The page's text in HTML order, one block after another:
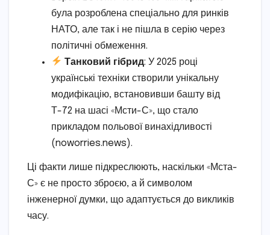
була розроблена спеціально для ринків
НАТО, але так і не пішла в серію через
політичні обмеження.
Танковий гібрид: У 2025 році
українські техніки створили унікальну
модифікацію, встановивши башту від
Т-72 на шасі «Мсти-С», що стало
прикладом польової винахідливості
(noworries.news).
Ці факти лише підкреслюють, наскільки «Мста-
С» є не просто зброєю, а й символом
інженерної думки, що адаптується до викликів
часу.